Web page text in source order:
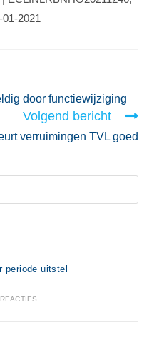
2021
door functiewijziging
Volgend bericht
verruimingen TVL goed
periode uitstel